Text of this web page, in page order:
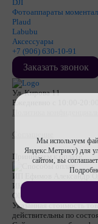
DJI
Фотоаппараты
Plaud
Labubu
Аксессуары
+7 (906) 630-10-91
Заказать звонок
Ул. Кирова 11
Ежедневно с 10:00-20:00
Политика
Соглашение
Принимаем к оплате
ИП Ефимов Александр
ИНН
ОГРНИП
Указанная стоимость
действительны по
Мы используем
Яндекс.Метрику) для
сайтом, вы